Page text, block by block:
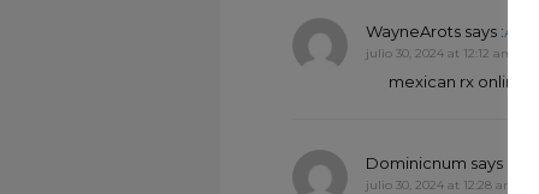
WayneArots says :
julio 30, 2024 at 12:12 am
mexican rx online:
Dominicnum says :
julio 30, 2024 at 12:28 am